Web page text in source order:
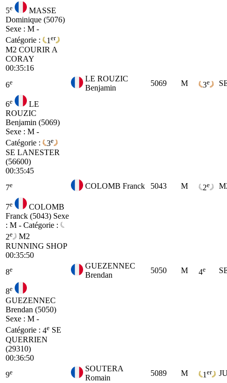
5e
MASSE
Dominique (5076)
Sexe : M -
Catégorie :
1 er
M2 COURIR A
CORAY
00:35:16
6e
LE ROUZIC
Benjamin
5069 M 3e
6e
LE
ROUZIC
Benjamin (5069)
Sexe : M -
Catégorie :
3e
SE LANESTER
(56600)
00:35:45
7e COLOMB Franck 5043 M 2e
7e
COLOMB
Franck (5043) Sexe
: M - Catégorie :
2e
M2
RUNNING SHOP
00:35:50
8e
GUEZENNEC
Brendan
5050 M 4e
8e
GUEZENNEC
Brendan (5050)
Sexe : M -
Catégorie : 4e SE
QUERRIEN
(29310)
00:36:50
9e
SOUTERA
Romain
5089 M 1 er